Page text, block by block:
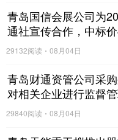
青岛国信会展公司为
通社宣传合作，中标
单一来源
29132阅读 08月04日
青岛财通资管公司采
对相关企业进行监督
29840阅读 08月04日